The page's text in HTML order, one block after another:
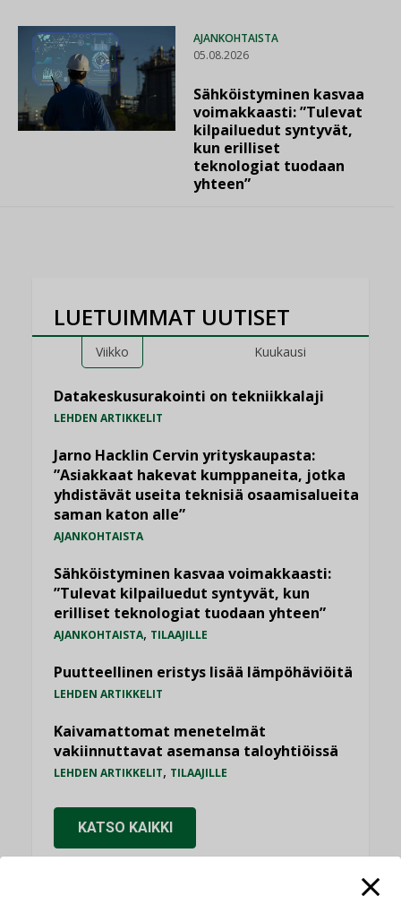
AJANKOHTAISTA
05.08.2026
Sähköistyminen kasvaa
voimakkaasti: ”Tulevat
kilpailuedut syntyvät,
kun erilliset
teknologiat tuodaan
yhteen”
LUETUIMMAT UUTISET
Viikko Kuukausi
Datakeskusurakointi on tekniikkalaji
LEHDEN ARTIKKELIT
Jarno Hacklin Cervin yrityskaupasta:
”Asiakkaat hakevat kumppaneita, jotka
yhdistävät useita teknisiä osaamisalueita
saman katon alle”
AJANKOHTAISTA
Sähköistyminen kasvaa voimakkaasti:
”Tulevat kilpailuedut syntyvät, kun
erilliset teknologiat tuodaan yhteen”
AJANKOHTAISTA, TILAAJILLE
Puutteellinen eristys lisää lämpöhäviöitä
LEHDEN ARTIKKELIT
Kaivamattomat menetelmät
vakiinnuttavat asemansa taloyhtiöissä
LEHDEN ARTIKKELIT, TILAAJILLE
KATSO KAIKKI